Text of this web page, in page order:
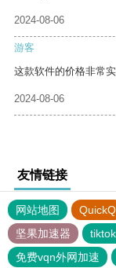
2024-08-06
游客
这款软件的价格非常实
2024-08-06
友情链接
网站地图 QuickQ
坚果加速器
免费vqn外网加速